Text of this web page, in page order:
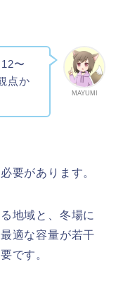
MAYUMI
〜
点か
要があります。
地域と、冬場に
適な容量が若干
です。